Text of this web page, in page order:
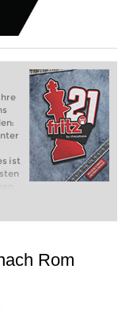
ist
Rom